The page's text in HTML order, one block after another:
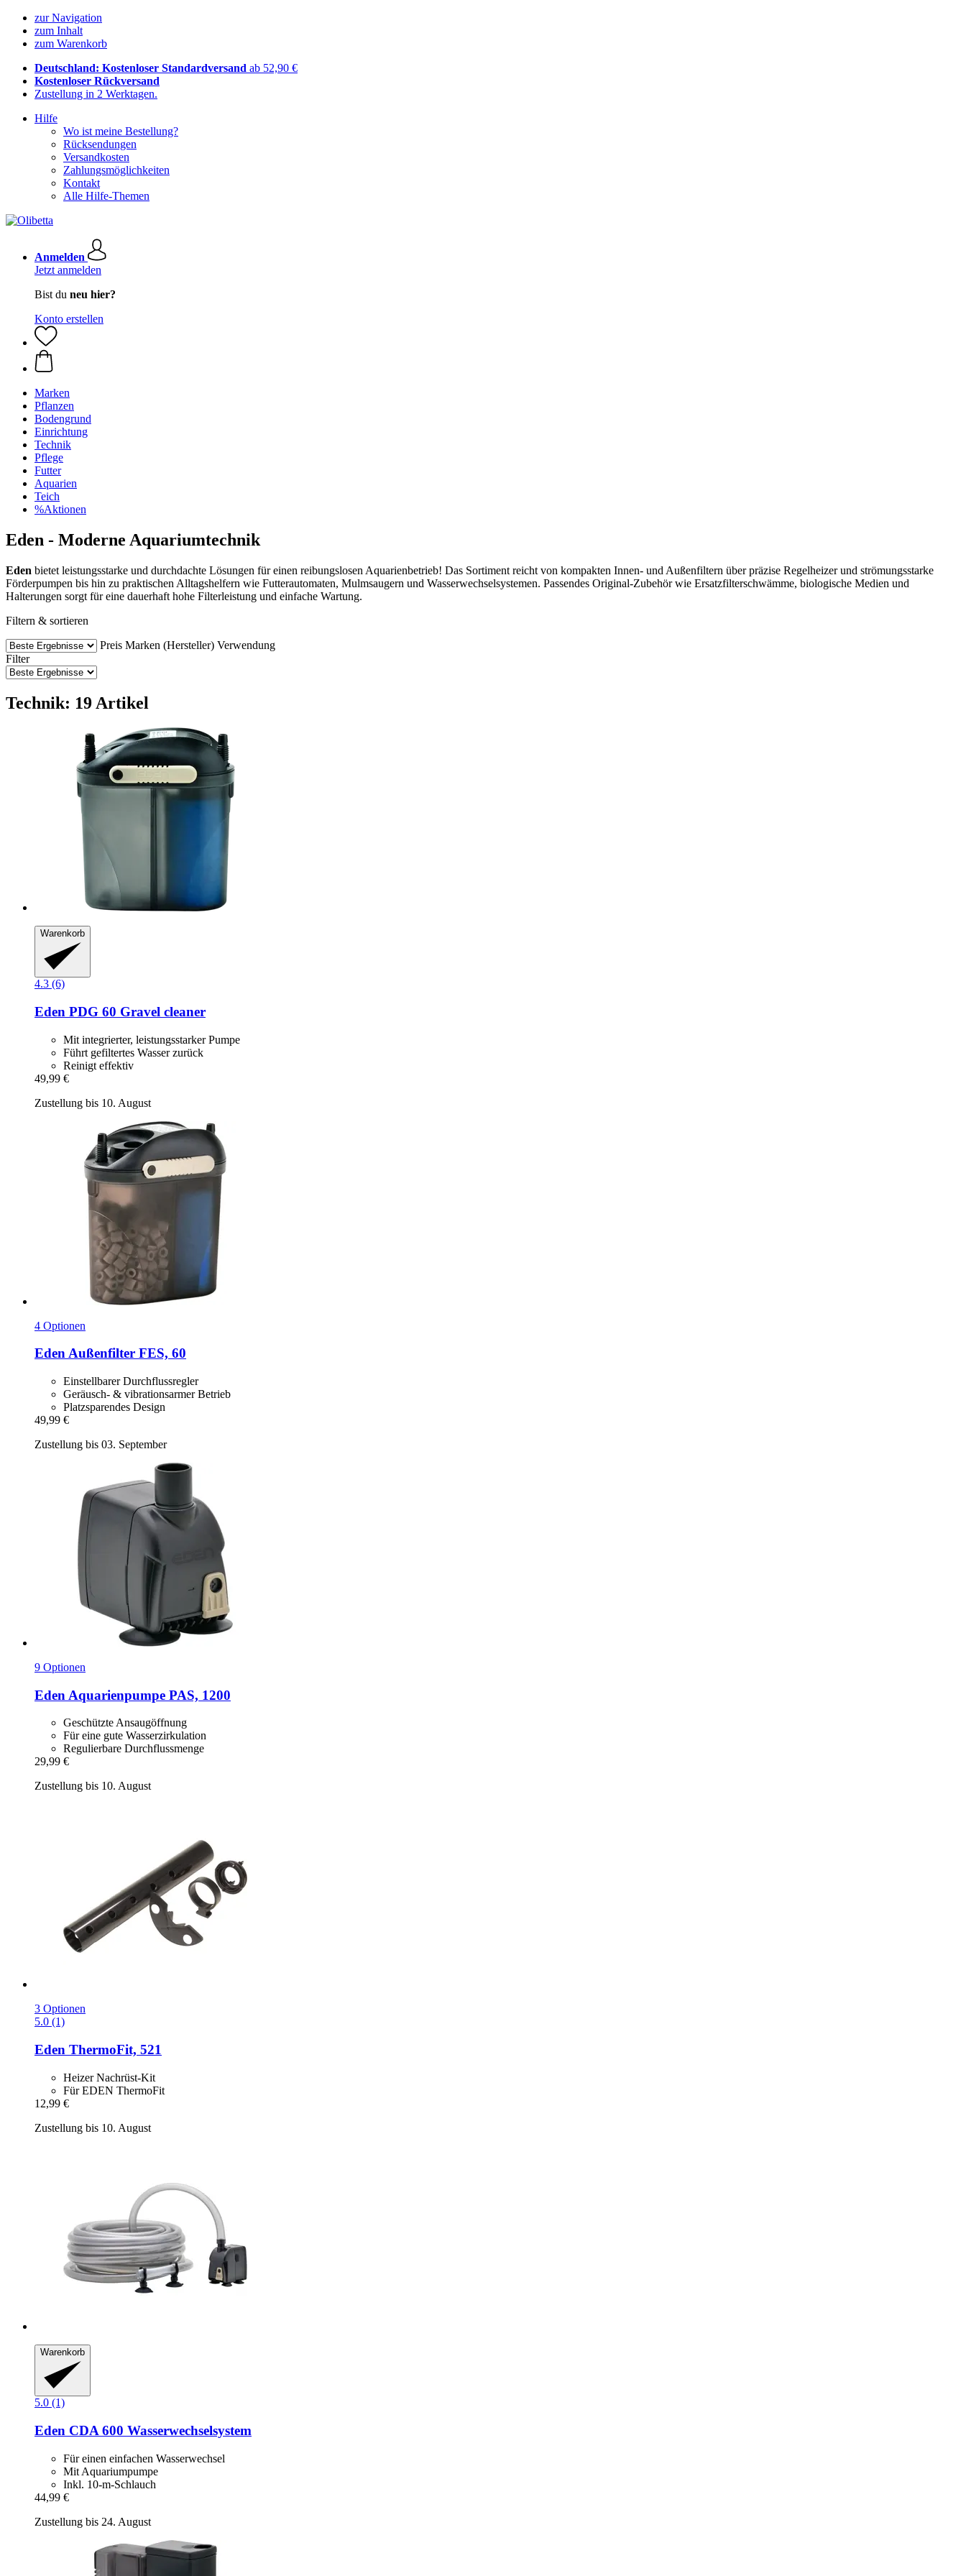
zur Navigation
zum Inhalt
zum Warenkorb
Deutschland: Kostenloser Standardversand ab 52,90 €
Kostenloser Rückversand
Zustellung in 2 Werktagen.
Hilfe
Wo ist meine Bestellung?
Rücksendungen
Versandkosten
Zahlungsmöglichkeiten
Kontakt
Alle Hilfe-Themen
Anmelden
Jetzt anmelden
Bist du neu hier?
Konto erstellen
Marken
Pflanzen
Bodengrund
Einrichtung
Technik
Pflege
Futter
Aquarien
Teich
%Aktionen
Eden - Moderne Aquariumtechnik
Eden bietet leistungsstarke und durchdachte Lösungen für einen reibungslosen Aquarienbetrieb! Das Sortiment reicht von kompakten Innen- und Außenfiltern über präzise Regelheizer und strömungsstarke
Förderpumpen bis hin zu praktischen Alltagshelfern wie Futterautomaten, Mulmsaugern und Wasserwechselsystemen. Passendes Original-Zubehör wie Ersatzfilterschwämme, biologische Medien und
Halterungen sorgt für eine dauerhaft hohe Filterleistung und einfache Wartung.
Filtern & sortieren
Preis Marken (Hersteller) Verwendung
Filter
Technik: 19 Artikel
Warenkorb
4.3 (6)
Eden PDG 60 Gravel cleaner
Mit integrierter, leistungsstarker Pumpe
Führt gefiltertes Wasser zurück
Reinigt effektiv
49,99 €
Zustellung bis 10. August
4 Optionen
EdenAußenfilter FES, 60
Einstellbarer Durchflussregler
Geräusch- & vibrationsarmer Betrieb
Platzsparendes Design
49,99 €
Zustellung bis 03. September
9 Optionen
Eden Aquarienpumpe PAS, 1200
Geschützte Ansaugöffnung
Für eine gute Wasserzirkulation
Regulierbare Durchflussmenge
29,99 €
Zustellung bis 10. August
3 Optionen
5.0 (1)
Eden ThermoFit, 521
Heizer Nachrüst-Kit
Für EDEN ThermoFit
12,99 €
Zustellung bis 10. August
Warenkorb
5.0 (1)
Eden CDA 600 Wasserwechselsystem
Für einen einfachen Wasserwechsel
Mit Aquariumpumpe
Inkl. 10-m-Schlauch
44,99 €
Zustellung bis 24. August